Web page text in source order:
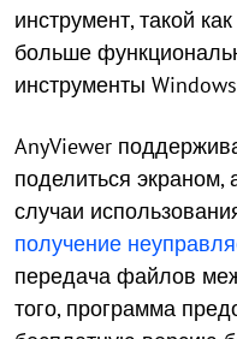
инструмент, такой как
больше
инструменты
AnyViewer
поделиться экраном,
случаи
получение
передача файлов
того, программа